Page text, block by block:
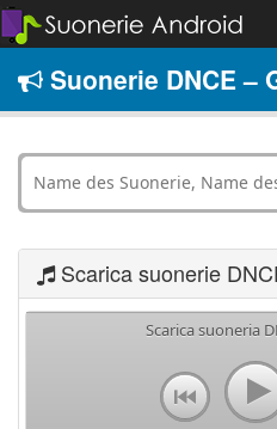
Suonerie DNCE –
Scarica suonerie
Scarica suoneria